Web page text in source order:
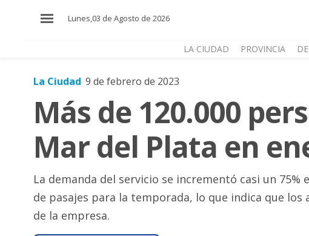
Lunes,03 de Agosto de 2026
LA CIUDAD PROVINCIA
Mundo
Zona
Cultura
Tecnología
La Ciudad 9 de febrero de 2023
Más de 120.000
Mar del Plata en
La demanda del servicio se incrementó casi un
de pasajes para la temporada, lo que indica que
de la empresa.